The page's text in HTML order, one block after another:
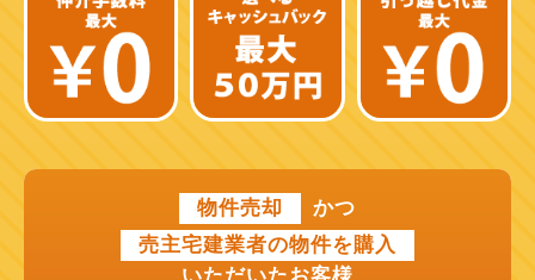
近鉄南大阪線
京阪中之島線
近鉄難波線
近鉄けいはんな線
物件売却
かつ
売主宅建業者の物件を購入